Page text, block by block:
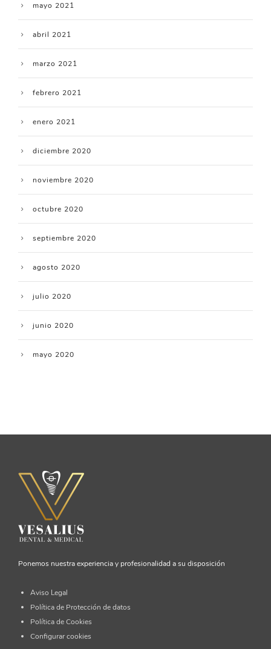
mayo 2021
abril 2021
marzo 2021
febrero 2021
enero 2021
diciembre 2020
noviembre 2020
octubre 2020
septiembre 2020
agosto 2020
julio 2020
junio 2020
mayo 2020
Ponemos nuestra experiencia y profesionalidad a su disposición
Aviso Legal
Política de Protección de datos
Política de Cookies
Configurar cookies